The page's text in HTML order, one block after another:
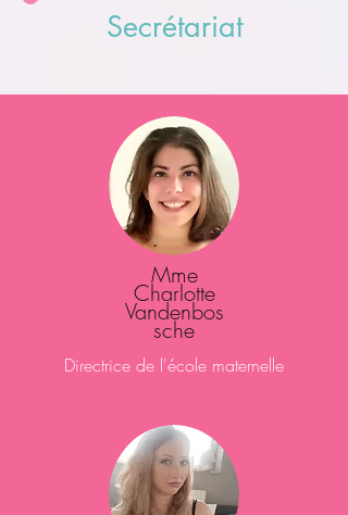
Secrétariat
Mme
Charlotte
Vandenbos
sche
Directrice de l'école maternelle